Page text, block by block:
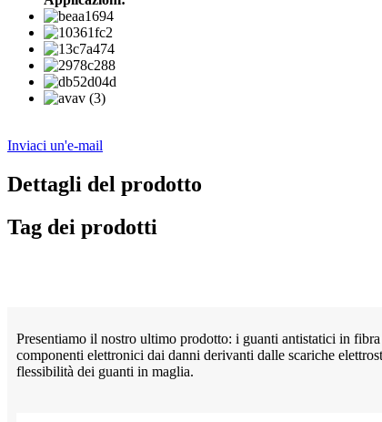
Inviaci un'e-mail
Dettagli del prodotto
Tag dei prodotti
Presentiamo il nostro ultimo prodotto: i guanti antistatici in
componenti elettronici dai danni derivanti dalle scariche
flessibilità dei guanti in maglia.